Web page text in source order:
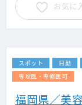
お気に
スポット 日勤
専攻医・専修医可
福岡県／美